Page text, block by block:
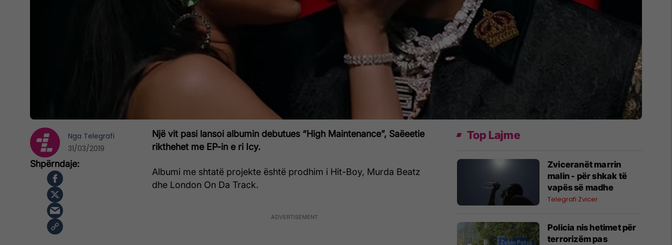
Një vit pasi lansoi albumin debutues “High Maintenance”, Saëeetie
rikthehet me EP-in e ri Icy.
Albumi me shtatë projekte është prodhim i Hit-Boy, Murda Beatz
dhe London On Da Track.
Nga Telegrafi
31/03/2019
Top Lajme
Zviceranët marrin
malin - për shkak të
vapës së madhe
Telegrafi Zvicer
Policia nis hetimet për
terrorizëm pas